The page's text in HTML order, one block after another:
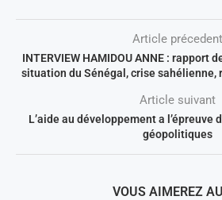
Article précedent
INTERVIEW HAMIDOU ANNE : rapport
situation du Sénégal, crise sahélienne,
Article suivant
L’aide au développement a l’épreuve
géopolitiques
VOUS AIMEREZ